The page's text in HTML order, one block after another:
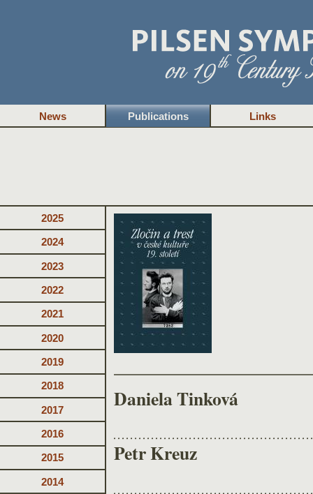
News Publications Links
2025
2024
2023
2022
2021
2020
2019
2018
2017
2016
2015
2014
Daniela Tinková
Petr Kreuz